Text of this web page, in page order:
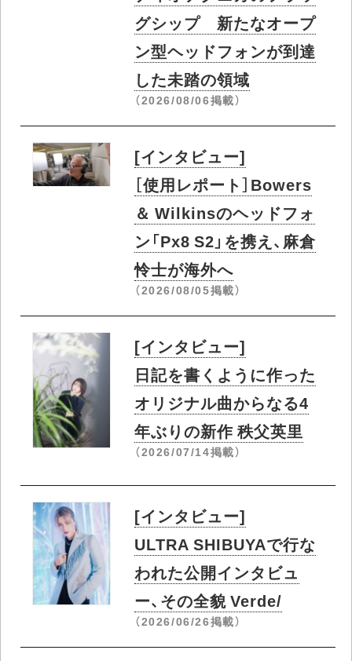
Recommended by
最新インタビュー・特集
[インタビュー]
8年ぶりに登場したオー
ディオテクニカのフラッ
グシップ 新たなオープ
ン型ヘッドフォンが到達
[インタビュー]
［使用レポート］Bowers
＆ Wilkinsのヘッドフォ
（2026/08/05掲載）
[インタビュー]
日記を書くように作った
オリジナル曲からなる4